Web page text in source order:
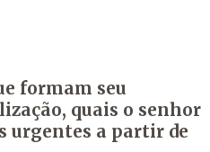
formam seu
quais o senhor
urgentes a partir de